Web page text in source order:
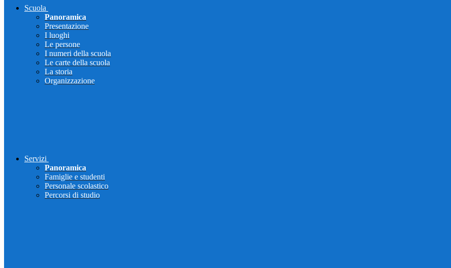
Scuola
Panoramica
Presentazione
I luoghi
Le persone
I numeri della scuola
Le carte della scuola
La storia
Organizzazione
Servizi
Panoramica
Famiglie e studenti
Personale scolastico
Percorsi di studio